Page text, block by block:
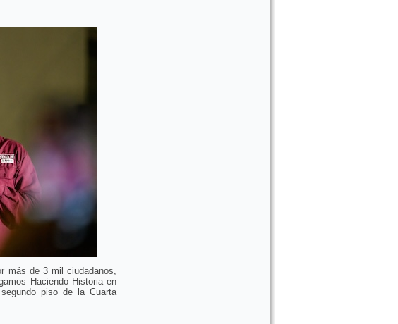
más de 3 mil ciudadanos,
Haciendo Historia en
piso de la Cuarta